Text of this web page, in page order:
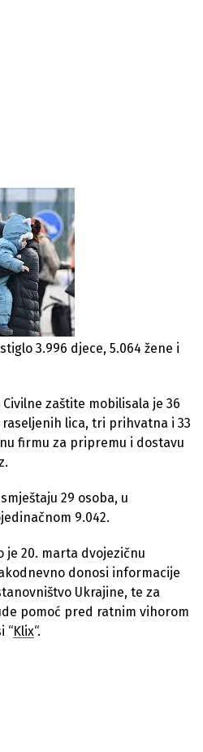
3.996 djece, 5.064 žene i
zaštite mobilisala je 36
lica, tri prihvatna i 33
firmu za pripremu i dostavu
29 osoba, u
9.042.
je 20. marta dvojezičnu
donosi informacije
Ukrajine, te za
pomoć pred ratnim vihorom
“Klix“.